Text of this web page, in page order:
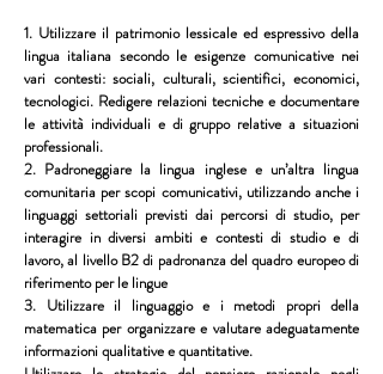
1. Utilizzare il patrimonio lessicale ed espressivo della
lingua italiana secondo le esigenze comunicative nei
vari contesti: sociali, culturali, scientifici, economici,
tecnologici. Redigere relazioni tecniche e documentare
le attività individuali e di gruppo relative a situazioni
professionali.
2. Padroneggiare la lingua inglese e un’altra lingua
comunitaria per scopi comunicativi, utilizzando anche i
linguaggi settoriali previsti dai percorsi di studio, per
interagire in diversi ambiti e contesti di studio e di
lavoro, al livello B2 di padronanza del quadro europeo di
riferimento per le lingue
3. Utilizzare il linguaggio e i metodi propri della
matematica per organizzare e valutare adeguatamente
informazioni qualitative e quantitative.